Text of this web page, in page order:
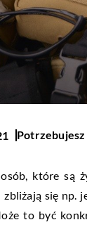
które są
się np.
to być